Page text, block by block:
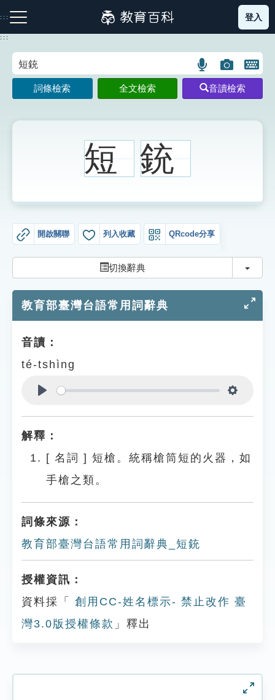
到
主
:::
注音索引圖示 筆畫索引圖示 部首索引表圖示
生字詞彙表
知識索引
遊戲專區
貓頭鷹博士
登入
:::
語
言
搜
圖
片
搜
開
鍵
圖
詞條檢索 全文檢索 音讀檢索
短 銃
開啟關聯 列入收藏 QRcode分享
切換辭典 切換
教育部臺灣台語常用詞辭典
音讀：
té-tshìng
解釋：
[ 名詞 ] 短槍。統稱槍筒短的火器，如
手槍之類。
詞條來源：
教育部臺灣台語常用詞辭典_短銃
授權資訊：
資料採「
創用CC-姓名標示- 禁止改作 臺
灣3.0版授權條款 」釋出